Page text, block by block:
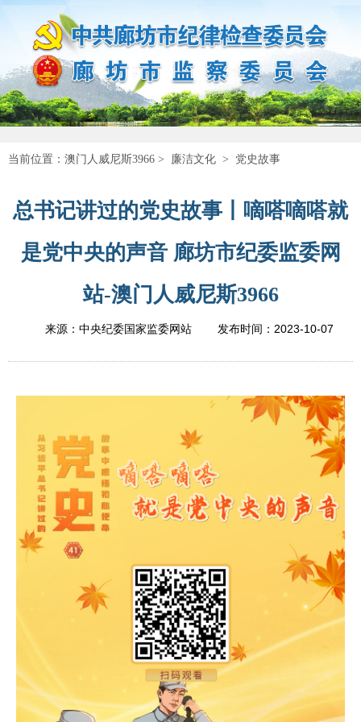
当前位置： 澳门人威尼斯3966 > 廉洁文化 > 党史故事
总书记讲过的党史故事丨嘀嗒嘀嗒就
是党中央的声音 廊坊市纪委监委网
站-澳门人威尼斯3966
来源：中央纪委国家监委网站 发布时间： 2023-10-07